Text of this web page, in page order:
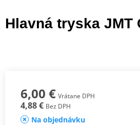
Hlavná tryska JMT
6,00 € Vrátane DPH
4,88 € Bez DPH
Na objednávku